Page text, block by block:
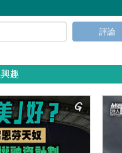
評論
趣